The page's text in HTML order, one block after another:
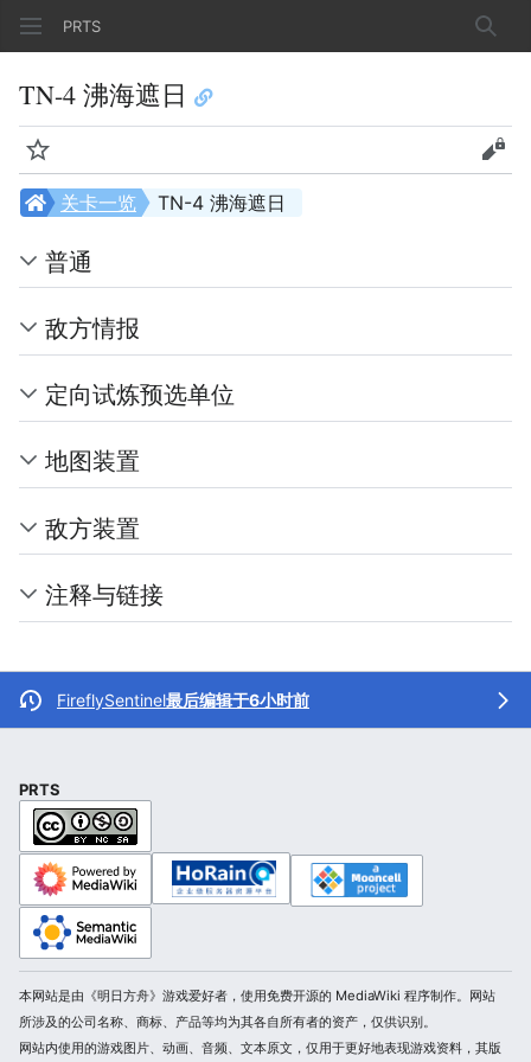
PRTS 搜索
TN-4 沸海遮日
监视 查看
TN-4 沸海遮日
关卡一览
普通
敌方情报
定向试炼预选单位
地图装置
敌方装置
注释与链接
FireflySentinel最后编辑于6小时前
PRTS
本网站是由《明日方舟》游戏爱好者，使用免费开源的 MediaWiki 程序制作。网站
所涉及的公司名称、商标、产品等均为其各自所有者的资产，仅供识别。
网站内使用的游戏图片、动画、音频、文本原文，仅用于更好地表现游戏资料，其版